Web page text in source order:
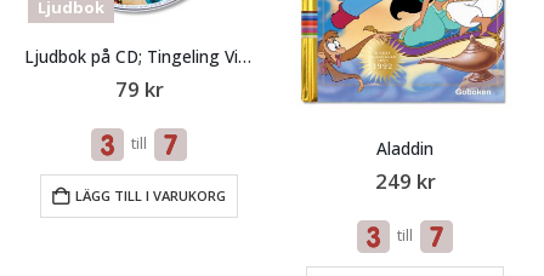
Ljudbok
Ljudbok på CD; Tingeling Vingarnas hemlighet
79kr
till
LÄGG TILL I VARUKORG
Aladdin
249kr
till